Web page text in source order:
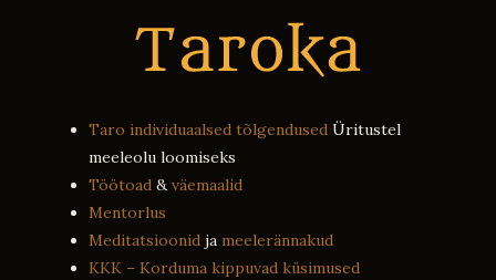
Taro individuaalsed tõlgendused Üritustel
meeleolu loomiseks
Töötoad &väemaalid
Mentorlus
Meditatsioonid ja meelerännakud
KKK – Korduma kippuvad küsimused